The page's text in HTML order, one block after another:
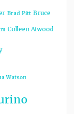
Brad Pitt Bruce
Colleen Atwood
Watson